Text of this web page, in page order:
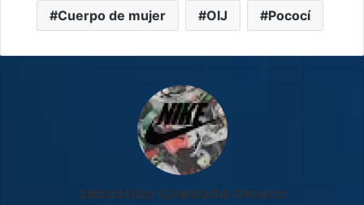
Cuerpo de mujer OIJ Pococí
Sebastian Quesada Orozco